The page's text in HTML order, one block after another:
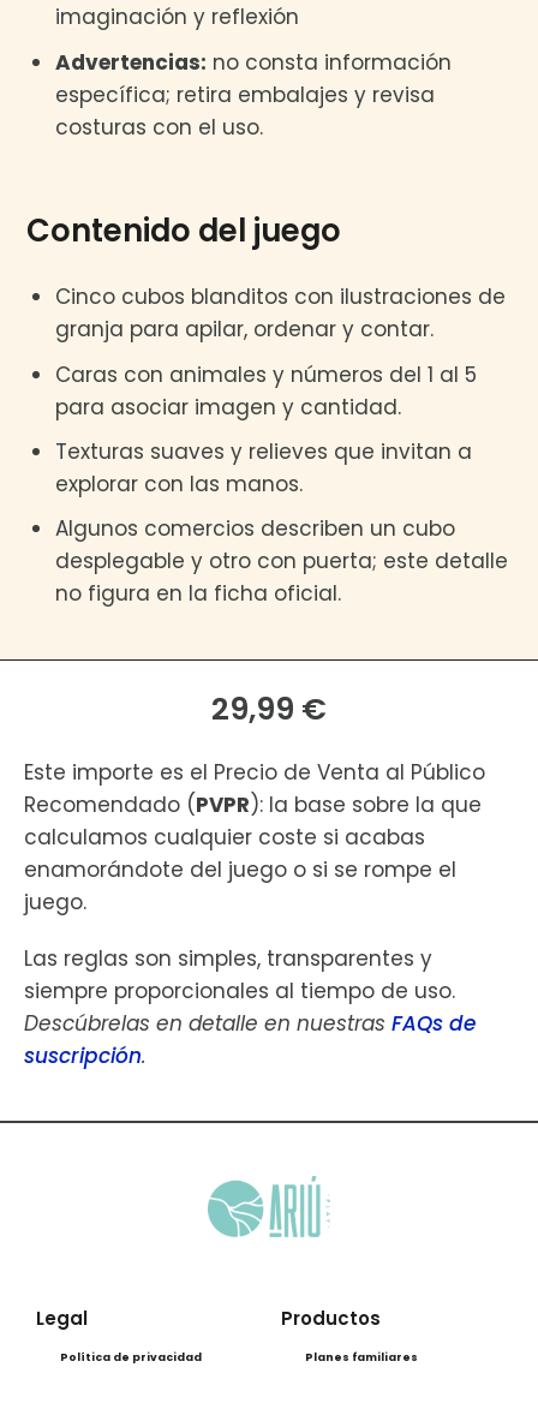
imaginación y reflexión
Advertencias: no consta información
específica; retira embalajes y revisa
costuras con el uso.
Contenido del juego
Cinco cubos blanditos con ilustraciones de
granja para apilar, ordenar y contar.
Caras con animales y números del 1 al 5
para asociar imagen y cantidad.
Texturas suaves y relieves que invitan a
explorar con las manos.
Algunos comercios describen un cubo
desplegable y otro con puerta; este detalle
no figura en la ficha oficial.
29,99 €
Este importe es el Precio de Venta al Público
Recomendado (PVPR): la base sobre la que
calculamos cualquier coste si acabas
enamorándote del juego o si se rompe el
juego.
Las reglas son simples, transparentes y
siempre proporcionales al tiempo de uso.
Descúbrelas en detalle en nuestras FAQs de
suscripción.
Legal
Política de privacidad
Productos
Planes familiares